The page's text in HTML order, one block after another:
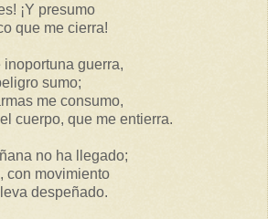
¡Y presumo
que me cierra!
guerra,
sumo;
me consumo,
cuerpo, que me entierra.
no ha llegado;
con movimiento
despeñado.